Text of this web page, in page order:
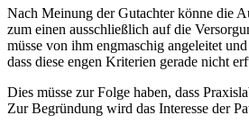
Nach Meinung der Gutachter könne die
zum einen ausschließlich auf die
müsse von ihm engmaschig angeleitet
dass diese engen Kriterien gerade nicht
Dies müsse zur Folge haben, dass
Zur Begründung wird das Interesse der